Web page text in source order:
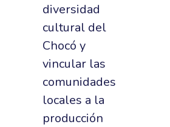
diversidad
cultural del
Chocó y
vincular las
comunidades
locales a la
producción